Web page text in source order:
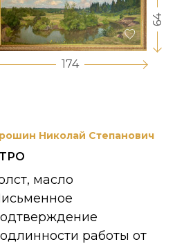
174
64
Николай Степанович
масло
работы от